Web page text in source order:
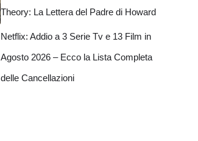
Theory: La Lettera del Padre di Howard
Netflix: Addio a 3 Serie Tv e 13 Film in
Agosto 2026 – Ecco la Lista Completa
delle Cancellazioni